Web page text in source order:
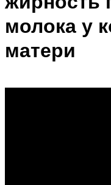
молока у
матери